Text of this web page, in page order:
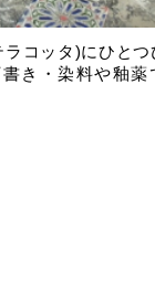
コッタ)にひとつ
き・染料や釉薬